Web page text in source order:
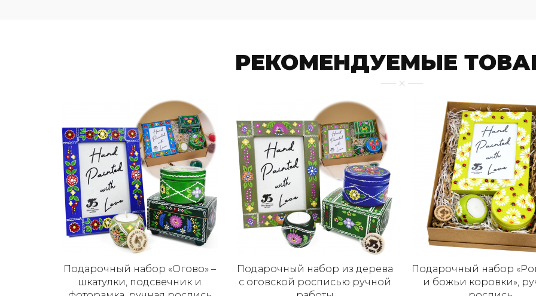
РЕКОМЕНДУЕМЫЕ
Подарочный набор «Огово» –
шкатулки, подсвечник и
Подарочный набор из дерева
с оговской росписью ручной
Подарочный набор
и божьи коровки»,